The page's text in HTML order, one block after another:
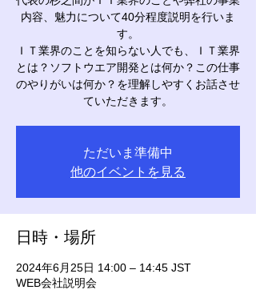
内容、魅力について40分程度説明を行いま
す。
ＩＴ業界のことを知らない人でも、ＩＴ業界
とは？ソフトウエア開発とは何か？この仕事
のやりがいは何か？を理解しやすくお話させ
ていただきます。
ただいま準備中
他のイベントを見る
日時・場所
2024年6月25日 14:00 – 14:45 JST
WEB会社説明会